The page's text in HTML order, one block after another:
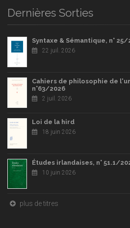
Dernières Sorties
Syntaxe & Sémantique, n° 25/
22 juil. 2026
Cahiers de philosophie de
n°63/2026
2 juil. 2026
Loi de la hird
18 juin 2026
Études irlandaises, n° 51.1/
10 juin 2026
plus de titres